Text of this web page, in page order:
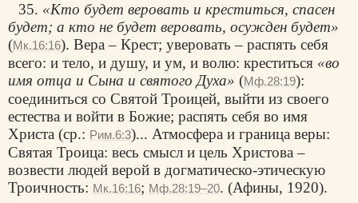
35. «Кто будет веровать и креститься, спасен
будет; а кто не будет веровать, осужден будет»
(Мк.16:16). Вера – Крест; уверовать – распять себя
всего: и тело, и душу, и ум, и волю: креститься «во
имя отца и Сына и святого Духа» (Мф.28:19):
соединиться со Святой Троицей, выйти из своего
естества и войти в Божие; распять себя во имя
Христа (ср.: Рим.6:3)... Атмосфера и граница веры:
Святая Троица: весь смысл и цель Христова –
возвести людей верой в догматическо-этическую
Троичность: Мк.16:16; Мф.28:19–20. (Афины, 1920).